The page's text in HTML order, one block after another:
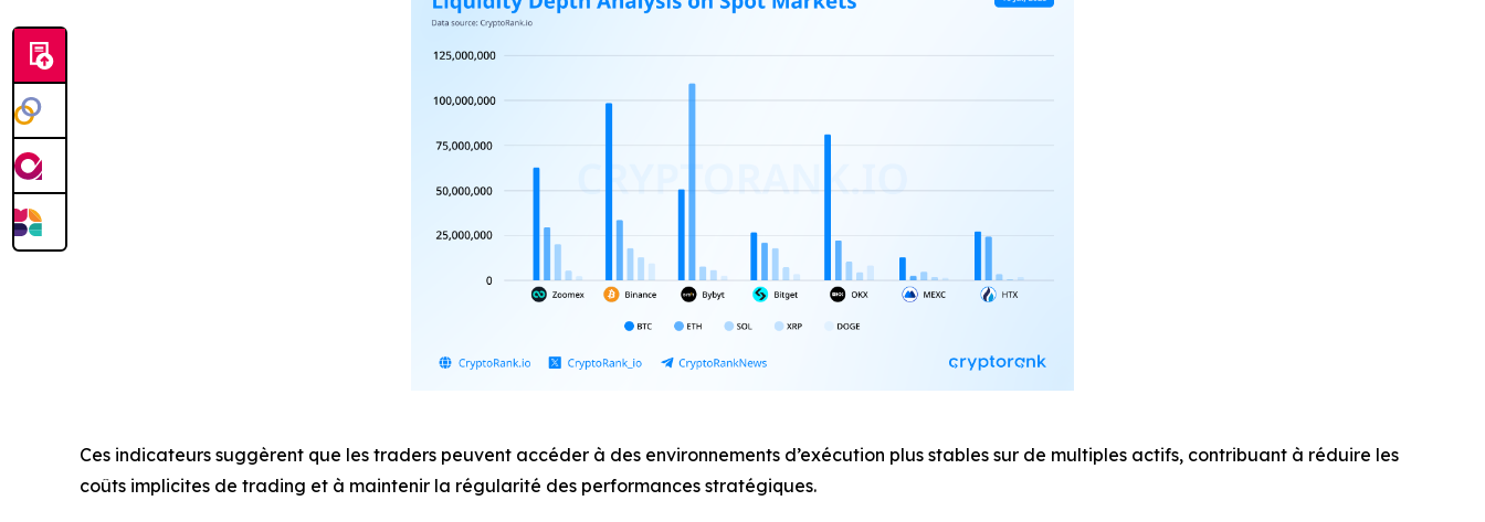
Ces indicateurs suggèrent que les traders peuvent accéder à des environnements d’exécution plus stables sur de multiples actifs, contribuant à réduire les
coûts implicites de trading et à maintenir la régularité des performances stratégiques.